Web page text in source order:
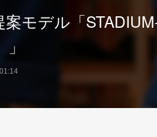
案モデル「